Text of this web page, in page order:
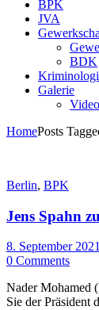
BPK
JVA
BDK
Galerie
HomePosts
Berlin, BPK
Jens Spahn
8. September 2021
0 Comments
Nader Mohamed
Sie der Präsident